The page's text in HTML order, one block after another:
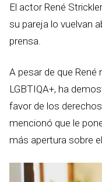
El actor René
su pareja lo vuelvan
prensa.
A pesar de que
LGBTIQA+, ha
favor de los
mencionó que le
más apertura sobre